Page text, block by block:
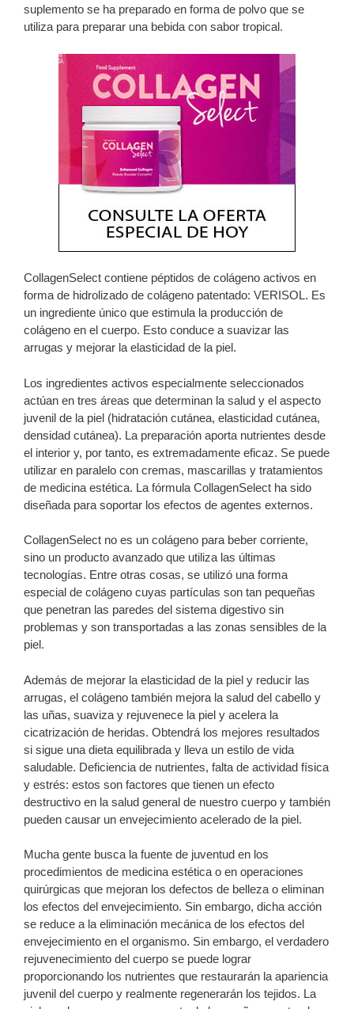
suplemento se ha preparado en forma de polvo que se
utiliza para preparar una bebida con sabor tropical.
CollagenSelect contiene péptidos de colágeno activos en
forma de hidrolizado de colágeno patentado: VERISOL. Es
un ingrediente único que estimula la producción de
colágeno en el cuerpo. Esto conduce a suavizar las
arrugas y mejorar la elasticidad de la piel.
Los ingredientes activos especialmente seleccionados
actúan en tres áreas que determinan la salud y el aspecto
juvenil de la piel (hidratación cutánea, elasticidad cutánea,
densidad cutánea). La preparación aporta nutrientes desde
el interior y, por tanto, es extremadamente eficaz. Se puede
utilizar en paralelo con cremas, mascarillas y tratamientos
de medicina estética. La fórmula CollagenSelect ha sido
diseñada para soportar los efectos de agentes externos.
CollagenSelect no es un colágeno para beber corriente,
sino un producto avanzado que utiliza las últimas
tecnologías. Entre otras cosas, se utilizó una forma
especial de colágeno cuyas partículas son tan pequeñas
que penetran las paredes del sistema digestivo sin
problemas y son transportadas a las zonas sensibles de la
piel.
Además de mejorar la elasticidad de la piel y reducir las
arrugas, el colágeno también mejora la salud del cabello y
las uñas, suaviza y rejuvenece la piel y acelera la
cicatrización de heridas. Obtendrá los mejores resultados
si sigue una dieta equilibrada y lleva un estilo de vida
saludable. Deficiencia de nutrientes, falta de actividad física
y estrés: estos son factores que tienen un efecto
destructivo en la salud general de nuestro cuerpo y también
pueden causar un envejecimiento acelerado de la piel.
Mucha gente busca la fuente de juventud en los
procedimientos de medicina estética o en operaciones
quirúrgicas que mejoran los defectos de belleza o eliminan
los efectos del envejecimiento. Sin embargo, dicha acción
se reduce a la eliminación mecánica de los efectos del
envejecimiento en el organismo. Sin embargo, el verdadero
rejuvenecimiento del cuerpo se puede lograr
proporcionando los nutrientes que restaurarán la apariencia
juvenil del cuerpo y realmente regenerarán los tejidos. La